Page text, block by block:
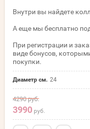
Внутри вы найдете
А еще мы бесплатно
При регистрации и
виде бонусов,
покупки.
Диаметр см. 24
4290руб.
3990 руб.